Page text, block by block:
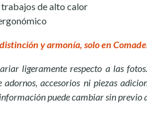
de alto calor
y armonía, solo en
ligeramente respecto a las
accesorios ni piezas
puede cambiar sin previo